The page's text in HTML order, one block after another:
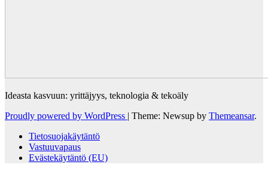
Ideasta kasvuun: yrittäjyys, teknologia & tekoäly
Proudly powered by WordPress | Theme: Newsup by Themeansar.
Tietosuojakäytäntö
Vastuuvapaus
Evästekäytäntö (EU)